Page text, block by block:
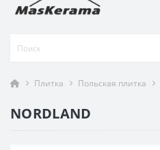
Плитка Польская плитка
NORDLAND